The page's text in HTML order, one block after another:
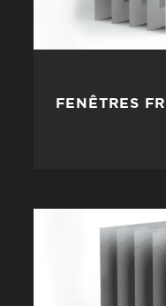
FENÊTRES